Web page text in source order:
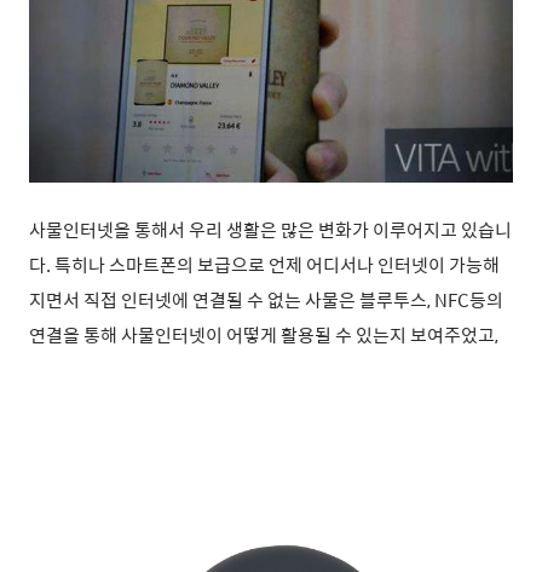
사물인터넷을 통해서 우리 생활은 많은 변화가 이루어지고 있습니
다. 특히나 스마트폰의 보급으로 언제 어디서나 인터넷이 가능해
지면서 직접 인터넷에 연결될 수 없는 사물은 블루투스, NFC등의
연결을 통해 사물인터넷이 어떻게 활용될 수 있는지 보여주었고,